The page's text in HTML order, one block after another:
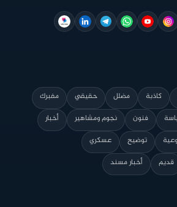
كاذبة مضلل حقيقي
مفبرك
فنون نجوم ومشاهير
أخبار
توضيح
عسكري
قديم أخبار مسند